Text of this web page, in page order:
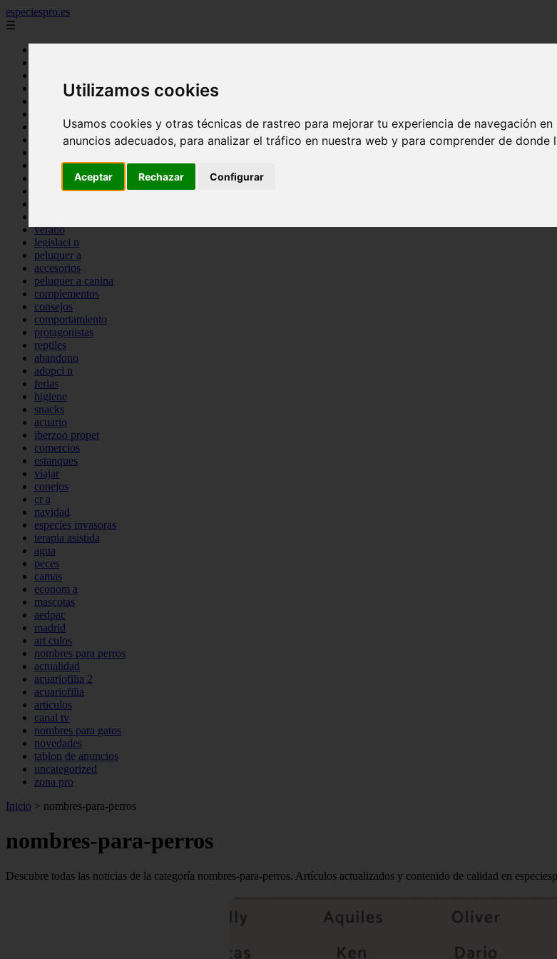
Utilizamos cookies
Usamos cookies y otras técnicas de rastreo para mejorar tu experiencia de navegación
anuncios adecuados, para analizar el tráfico en nuestra web y para comprender de donde
Aceptar Rechazar Configurar
especiespro.es
☰
alimentaci n
acuariofilia
tenencia responsable
mantenimiento
marketing
verano
legislaci n
peluquer a
accesorios
peluquer a canina
complementos
consejos
comportamiento
protagonistas
reptiles
abandono
adopci n
ferias
higiene
snacks
acuario
iberzoo propet
comercios
estanques
viajar
conejos
cr a
navidad
especies invasoras
terapia asistida
agua
peces
camas
econom a
mascotas
aedpac
madrid
art culos
nombres para perros
actualidad
acuariofilia 2
acuariofilia
articulos
canal tv
nombres para gatos
novedades
tablon de anuncios
uncategorized
zona pro
Inicio > nombres-para-perros
nombres-para-perros
Descubre todas las noticias de la categoría nombres-para-perros. Artículos actualizados y contenido de calidad en